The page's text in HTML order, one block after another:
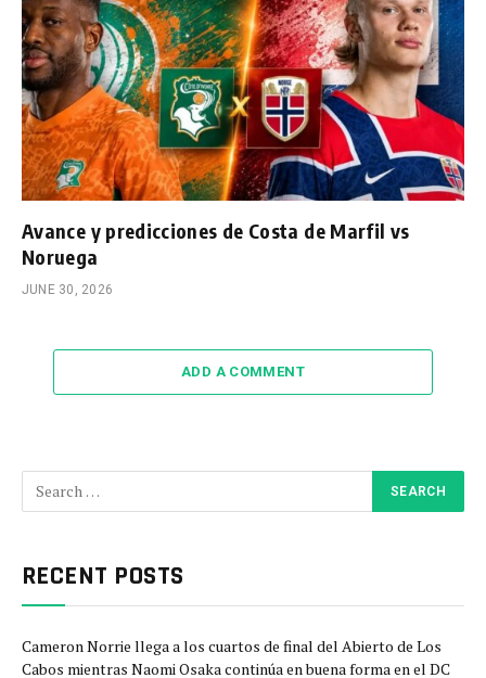
Avance y predicciones de Costa de Marfil vs
Noruega
JUNE 30, 2026
ADD A COMMENT
RECENT POSTS
Cameron Norrie llega a los cuartos de final del Abierto de Los
Cabos mientras Naomi Osaka continúa en buena forma en el DC